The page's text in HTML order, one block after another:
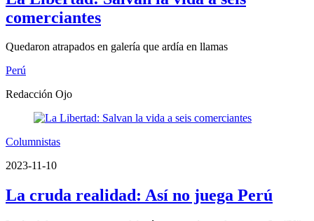
comerciantes
Quedaron atrapados en galería que ardía en llamas
Perú
Redacción Ojo
Columnistas
2023-11-10
La cruda realidad: Así no juega Perú